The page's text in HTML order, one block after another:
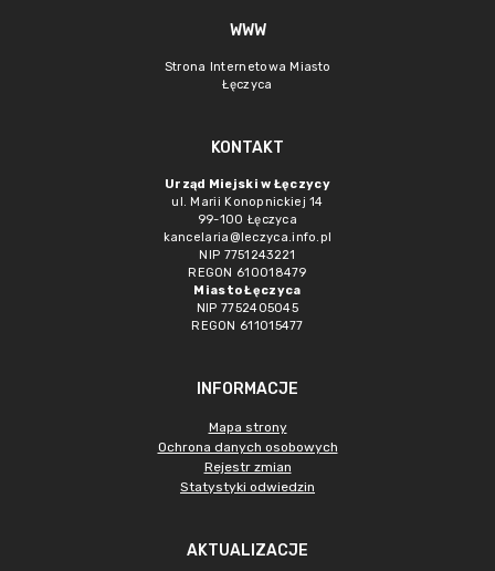
WWW
Strona Internetowa Miasto
Łęczyca
KONTAKT
Urząd Miejski w Łęczycy
ul. Marii Konopnickiej 14
99-100 Łęczyca
kancelaria@leczyca.info.pl
NIP 7751243221
REGON 610018479
Miasto Łęczyca
NIP 7752405045
REGON 611015477
INFORMACJE
Mapa strony
Ochrona danych osobowych
Rejestr zmian
Statystyki odwiedzin
AKTUALIZACJE